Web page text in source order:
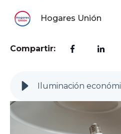
Hogares Unión
Compartir: